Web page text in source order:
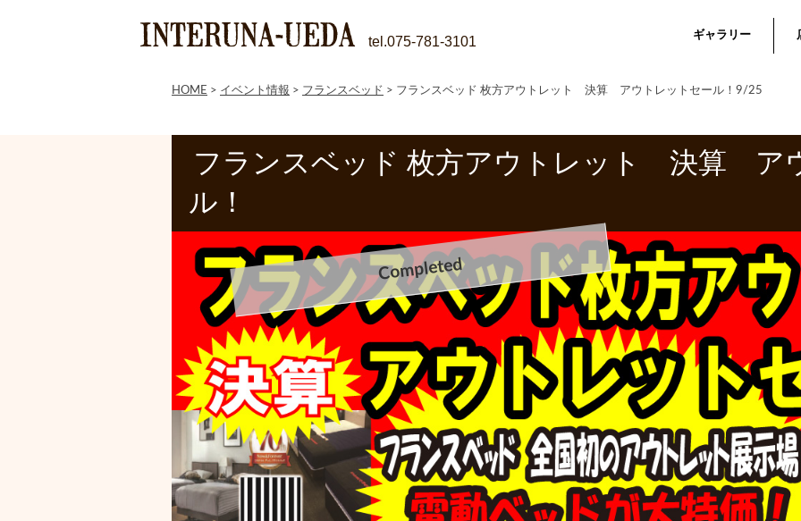
tel.075-781-3101 ギャラリー
HOME > イベント情報 > フランスベッド > フランスベッド 枚方アウトレット 決算 アウトレットセール！9/25
フランスベッド 枚方アウトレット 決算 ア
ル！